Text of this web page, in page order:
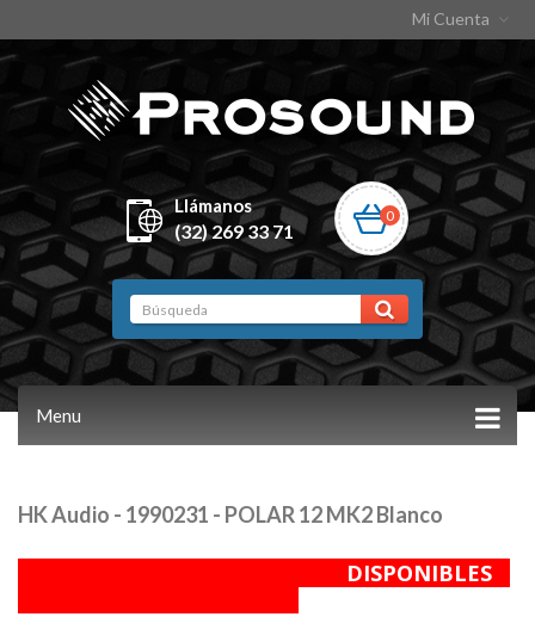
Mi Cuenta
Llámanos
(32) 269 33 71
0
Menu
HK Audio - 1990231 - POLAR 12 MK2 Blanco
DISPONIBLES